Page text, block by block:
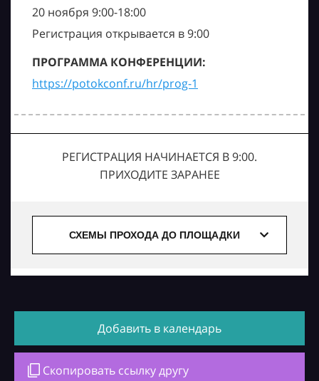
20 ноября 9:00-18:00
Регистрация открывается в 9:00
ПРОГРАММА КОНФЕРЕНЦИИ:
https://potokconf.ru/hr/prog-1
РЕГИСТРАЦИЯ НАЧИНАЕТСЯ В 9:00.
ПРИХОДИТЕ ЗАРАНЕЕ
СХЕМЫ ПРОХОДА ДО ПЛОЩАДКИ
Добавить в календарь
Скопировать ссылку другу